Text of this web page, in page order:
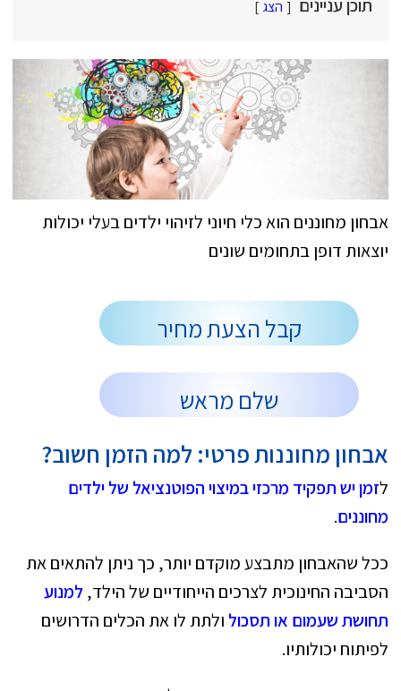
תוכן עניינים הצג
אבחון מחוננים הוא כלי חיוני לזיהוי ילדים בעלי יכולות
יוצאות דופן בתחומים שונים
קבל הצעת מחיר
שלם מראש
אבחון מחוננות פרטי: למה הזמן חשוב?
לזמן יש תפקיד מרכזי במיצוי הפוטנציאל של ילדים
מחוננים.
ככל שהאבחון מתבצע מוקדם יותר, כך ניתן להתאים את
הסביבה החינוכית לצרכים הייחודיים של הילד, למנוע
תחושת שעמום או תסכול ולתת לו את הכלים הדרושים
לפיתוח יכולותיו.